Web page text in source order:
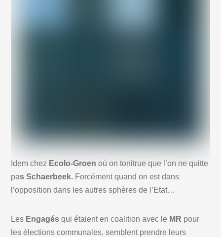
Idem chez Ecolo-Groen où on tonitrue que l’on ne quitte
pas Schaerbeek. Forcément quand on est dans
l’opposition dans les autres sphères de l’Etat…
Les Engagés qui étaient en coalition avec le MR pour
les élections communales, semblent prendre leurs